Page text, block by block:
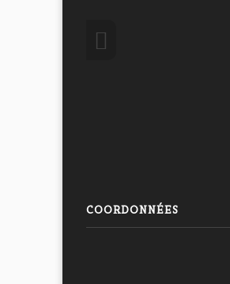
COORDONNÉES